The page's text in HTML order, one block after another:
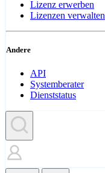
Lizenz erwerben
Lizenzen verwalten
Andere
API
Systemberater
Dienststatus